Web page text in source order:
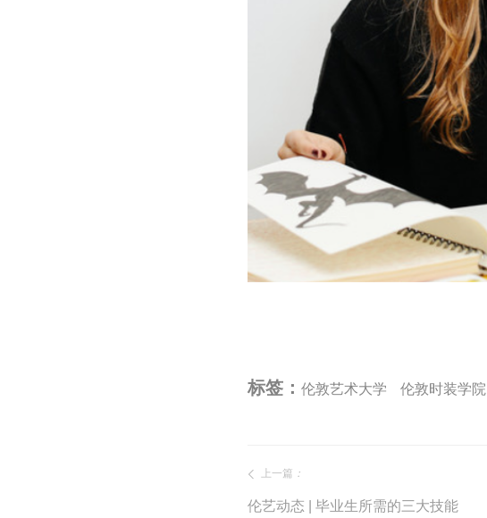
标签： 伦敦艺术大学 伦敦时装学院
上一篇 ：
伦艺动态 | 毕业生所需的三大技能